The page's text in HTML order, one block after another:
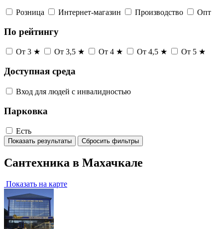
Розница Интернет-магазин Производство Опт
По рейтингу
От 3 ★ От 3,5 ★ От 4 ★ От 4,5 ★ От 5 ★
Доступная среда
Вход для людей с инвалидностью
Парковка
Есть
Показать результаты Сбросить фильтры
Сантехника в Махачкале
Показать на карте